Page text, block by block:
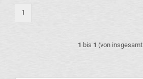
1
1 bis 1 (von insgesamt